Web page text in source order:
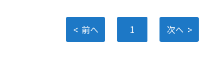
< 前へ 1 次へ >